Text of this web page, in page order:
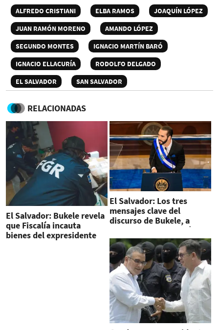
ALFREDO CRISTIANI
ELBA RAMOS
JOAQUÍN LÓPEZ
JUAN RAMÓN MORENO
AMANDO LÓPEZ
SEGUNDO MONTES
IGNACIO MARTÍN BARÓ
IGNACIO ELLACURÍA
RODOLFO DELGADO
EL SALVADOR
SAN SALVADOR
RELACIONADAS
El Salvador: Bukele revela
que Fiscalía incauta
bienes del expresidente
El Salvador: Los tres
mensajes clave del
discurso de Bukele, a
cuatro años de gestión